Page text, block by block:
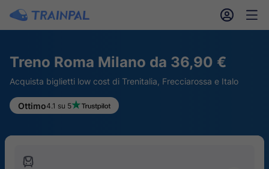
󱎓 󱒨
Treno Roma Milano da 36,90 €
Acquista biglietti low cost di Trenitalia, Frecciarossa e Italo
Ottimo4.1 su 5
󱍉